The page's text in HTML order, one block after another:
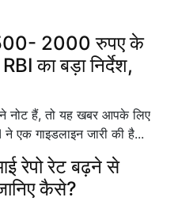
2000 रुपए के
का बड़ा निर्देश,
नोट हैं, तो यह खबर आपके लिए
एक गाइडलाइन जारी की है...
रेपो रेट बढ़ने से
कैसे?